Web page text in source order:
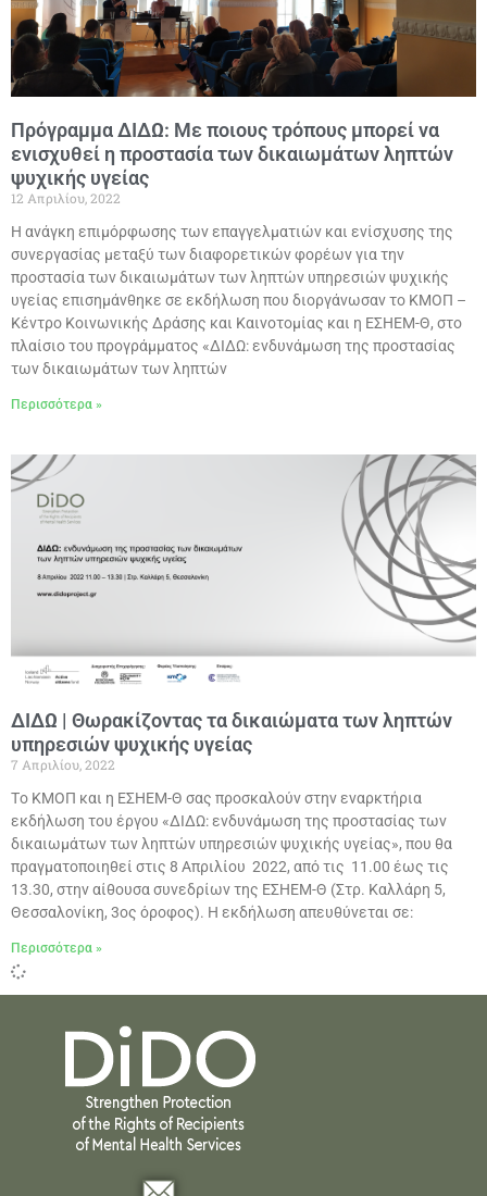
Πρόγραμμα ΔΙΔΩ: Με ποιους τρόπους μπορεί να
ενισχυθεί η προστασία των δικαιωμάτων ληπτών
ψυχικής υγείας
12 Απριλίου, 2022
Η ανάγκη επιμόρφωσης των επαγγελματιών και ενίσχυσης της
συνεργασίας μεταξύ των διαφορετικών φορέων για την
προστασία των δικαιωμάτων των ληπτών υπηρεσιών ψυχικής
υγείας επισημάνθηκε σε εκδήλωση που διοργάνωσαν το ΚΜΟΠ –
Κέντρο Κοινωνικής Δράσης και Καινοτομίας και η ΕΣΗΕΜ-Θ, στο
πλαίσιο του προγράμματος «ΔΙΔΩ: ενδυνάμωση της προστασίας
των δικαιωμάτων των ληπτών
Περισσότερα »
ΔΙΔΩ | Θωρακίζοντας τα δικαιώματα των ληπτών
υπηρεσιών ψυχικής υγείας
7 Απριλίου, 2022
Tο ΚΜΟΠ και η ΕΣΗΕΜ-Θ σας προσκαλούν στην εναρκτήρια
εκδήλωση του έργου «ΔΙΔΩ: ενδυνάμωση της προστασίας των
δικαιωμάτων των ληπτών υπηρεσιών ψυχικής υγείας», που θα
πραγματοποιηθεί στις 8 Απριλίου 2022, από τις 11.00 έως τις
13.30, στην αίθουσα συνεδρίων της ΕΣΗΕΜ-Θ (Στρ. Καλλάρη 5,
Θεσσαλονίκη, 3ος όροφος). Η εκδήλωση απευθύνεται σε:
Περισσότερα »